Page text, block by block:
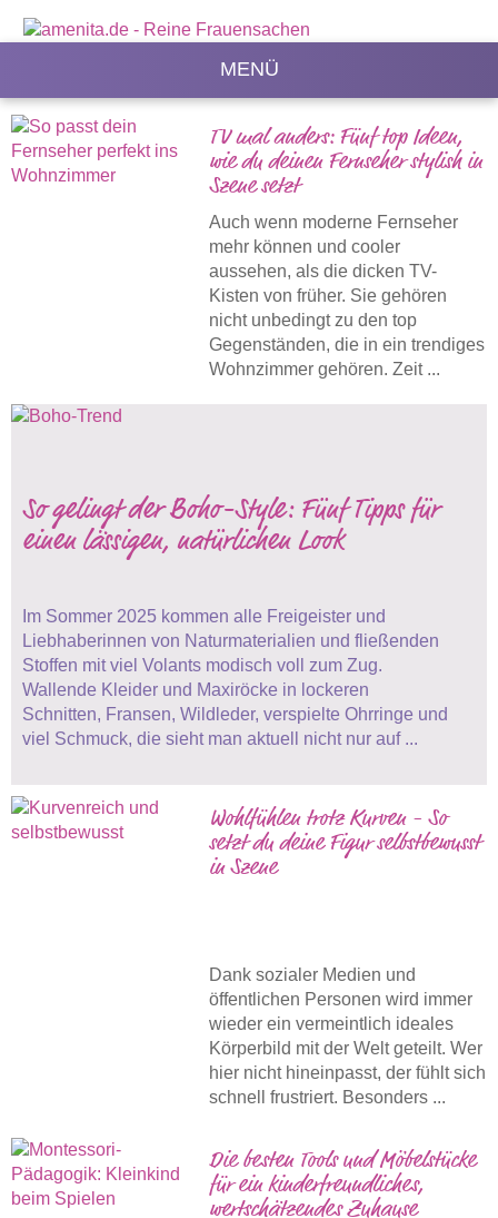
MENÜ
TV mal anders: Fünf top Ideen,
wie du deinen Fernseher stylish in
Szene setzt
Auch wenn moderne Fernseher
mehr können und cooler
aussehen, als die dicken TV-
Kisten von früher. Sie gehören
nicht unbedingt zu den top
Gegenständen, die in ein trendiges
Wohnzimmer gehören. Zeit ...
So gelingt der Boho-Style: Fünf Tipps für
einen lässigen, natürlichen Look
Im Sommer 2025 kommen alle Freigeister und
Liebhaberinnen von Naturmaterialien und fließenden
Stoffen mit viel Volants modisch voll zum Zug.
Wallende Kleider und Maxiröcke in lockeren
Schnitten, Fransen, Wildleder, verspielte Ohrringe und
viel Schmuck, die sieht man aktuell nicht nur auf ...
Wohlfühlen trotz Kurven - So
setzt du deine Figur selbstbewusst
in Szene
Dank sozialer Medien und
öffentlichen Personen wird immer
wieder ein vermeintlich ideales
Körperbild mit der Welt geteilt. Wer
hier nicht hineinpasst, der fühlt sich
schnell frustriert. Besonders ...
Die besten Tools und Möbelstücke
für ein kinderfreundliches,
wertschätzendes Zuhause